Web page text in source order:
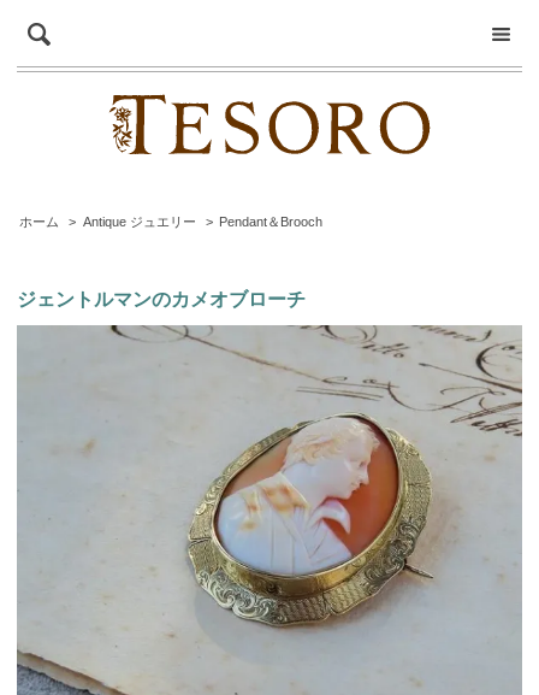
ホーム > Antique ジュエリー > Pendant＆Brooch
ジェントルマンのカメオブローチ